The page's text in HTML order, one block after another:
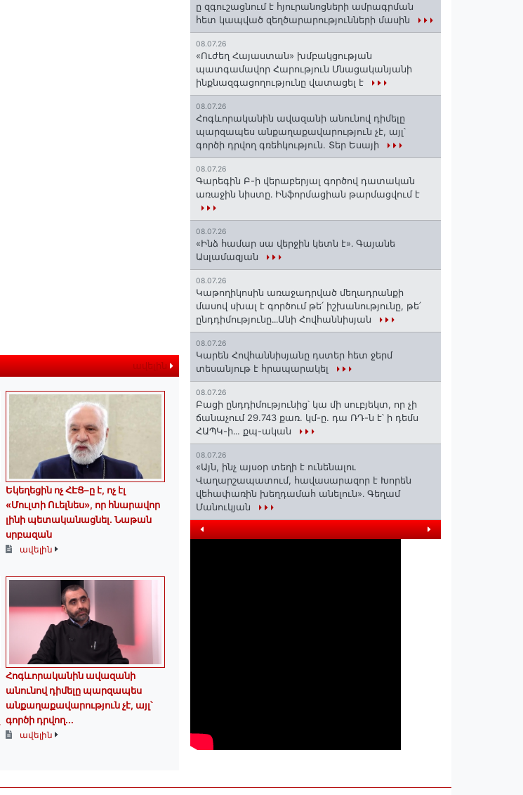
ավելին
Եկեղեցին ոչ ՀԷՑ–ը է, ոչ էլ
«Մուլտի Ուելնես», որ հնարավոր
լինի պետականացնել. Նաթան
սրբազան
ավելին
Հոգևորականին ավազանի
անունով դիմելը պարզապես
անքաղաքավարություն չէ, այլ՝
գործի դրվող...
ավելին
ը զգուշացնում է հյուրանոցների ամրագրման
հետ կապված զեղծարարությունների մասին
08.07.26
«Ուժեղ Հայաստան» խմբակցության
պատգամավոր Հարություն Մնացականյանի
ինքնազգացողությունը վատացել է
08.07.26
Հոգևորականին ավազանի անունով դիմելը
պարզապես անքաղաքավարություն չէ, այլ՝
գործի դրվող գռեհկություն. Տեր Եսայի
08.07.26
Գարեգին Բ-ի վերաբերյալ գործով դատական
առաջին նիստը․ Ինֆորմացիան թարմացվում է
08.07.26
«Ինձ համար սա վերջին կետն է»․ Գայանե
Ասլամազյան
08.07.26
Կաթողիկոսին առաջադրված մեղադրանքի
մասով սխալ է գործում թե՛ իշխանությունը, թե՛
ընդդիմությունը․․․Անի Հովհաննիսյան
08.07.26
Կարեն Հովհաննիսյանը դստեր հետ ջերմ
տեսանյութ է հրապարակել
08.07.26
Բացի ընդդիմությունից՝ կա մի սուբյեկտ, որ չի
ճանաչում 29.743 քառ. կմ-ը. դա ՌԴ-ն է՝ ի դեմս
ՀԱՊԿ-ի․․. քպ-ական
08.07.26
«Այն, ինչ այսօր տեղի է ունենալու
Վաղարշապատում, հավասարազոր է Խորեն
վեհափառին խեղդամահ անելուն»․ Գեղամ
Մանուկյան